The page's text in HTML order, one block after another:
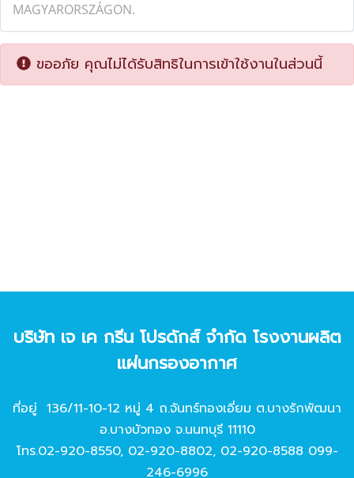
MAGYARORSZÁGON.
ขออภัย คุณไม่ได้รับสิทธิในการเข้าใช้งานในส่วนนี้
บริษัท เจ เค กรีน โปรดักส์ จํากัด โรงงานผลิต
แผ่นกรองอากาศ
ที่อยู่ 136/11-10-12 หมู่ 4 ถ.จันทร์ทองเอี่ยม ต.บางรักพัฒนา
อ.บางบัวทอง จ.นนทบุรี 11110
โทร.02-920-8550, 02-920-8802, 02-920-8588 099-
246-6996